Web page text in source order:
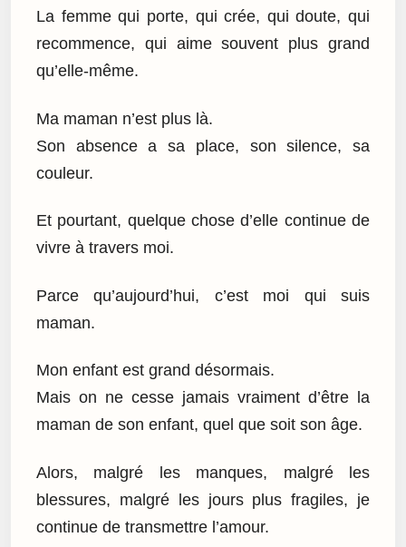
La femme qui porte, qui crée, qui doute, qui
recommence, qui aime souvent plus grand
qu’elle-même.
Ma maman n’est plus là.
Son absence a sa place, son silence, sa
couleur.
Et pourtant, quelque chose d’elle continue de
vivre à travers moi.
Parce qu’aujourd’hui, c’est moi qui suis
maman.
Mon enfant est grand désormais.
Mais on ne cesse jamais vraiment d’être la
maman de son enfant, quel que soit son âge.
Alors, malgré les manques, malgré les
blessures, malgré les jours plus fragiles, je
continue de transmettre l’amour.